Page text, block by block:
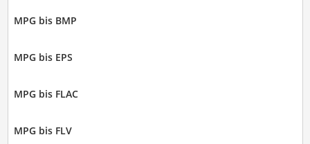
MPG bis BMP
MPG bis EPS
MPG bis FLAC
MPG bis FLV